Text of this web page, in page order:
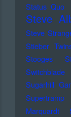
Status Quo
Steve
Steve
Stieber
Stooges
Switchblade
Sugarhill
Supertramp
Marquardt